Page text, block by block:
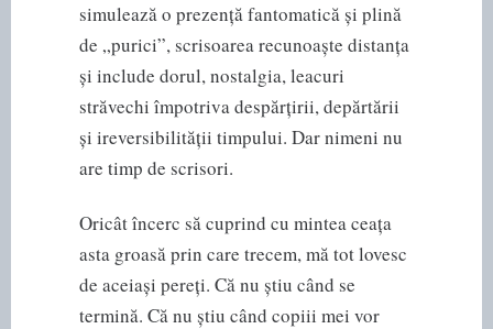
simulează o prezență fantomatică și plină
de „purici”, scrisoarea recunoaște distanța
și include dorul, nostalgia, leacuri
străvechi împotriva despărțirii, depărtării
și ireversibilității timpului. Dar nimeni nu
are timp de scrisori.
Oricât încerc să cuprind cu mintea ceața
asta groasă prin care trecem, mă tot lovesc
de aceiași pereți. Că nu știu când se
termină. Că nu știu când copiii mei vor